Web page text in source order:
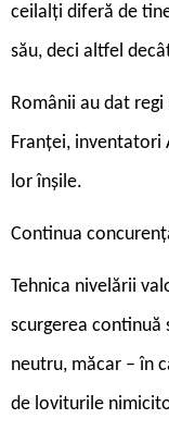
ceilalți diferă de
său, deci altfel
Românii au dat
Franței, inventatori
lor înșile.
Continua
Tehnica nivelării
scurgerea continuă
neutru, măcar – în
de loviturile